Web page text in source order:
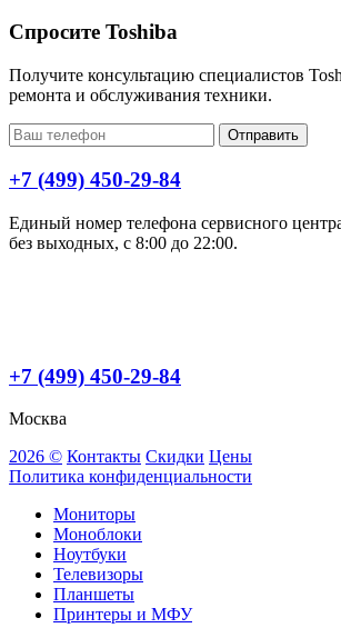
Спросите Toshiba
Получите консультацию специалистов
ремонта и обслуживания техники.
Отправить
+7 (499) 450-29-84
Единый номер телефона сервисного
без выходных, с 8:00 до 22:00.
+7 (499) 450-29-84
Москва
2026 © Контакты Скидки Цены
Политика конфиденциальности
Мониторы
Моноблоки
Ноутбуки
Телевизоры
Планшеты
Принтеры и МФУ